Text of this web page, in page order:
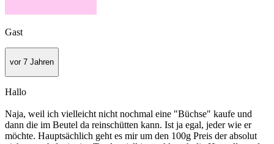
Gast
vor 7 Jahren
Hallo
Naja, weil ich vielleicht nicht nochmal eine "Büchse" kaufe und
dann die im Beutel da reinschütten kann. Ist ja egal, jeder wie er
möchte. Hauptsächlich geht es mir um den 100g Preis der absolut